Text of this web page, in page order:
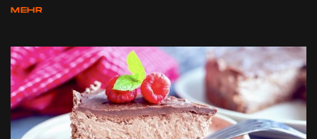
MEHR